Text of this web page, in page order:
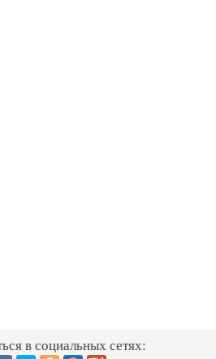
в социальных сетях: